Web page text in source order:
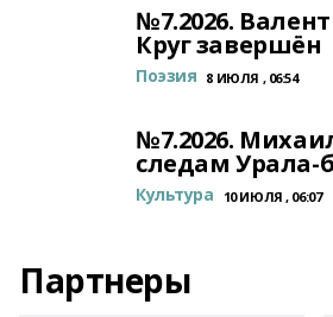
№7.2026.
Круг завершён
Поэзия 8 ИЮЛЯ , 06:54
№7.2026.
следам Урала-
Культура 10 ИЮЛЯ , 06:07
Партнеры